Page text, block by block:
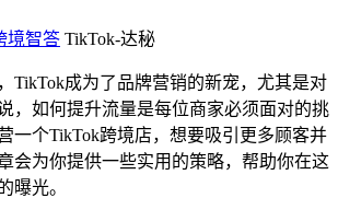
境智答 TikTok-达秘
TikTok成为了品牌营销的新宠，尤其是对
，如何提升流量是每位商家必须面对的挑
一个TikTok跨境店，想要吸引更多顾客并
会为你提供一些实用的策略，帮助你在这
曝光。